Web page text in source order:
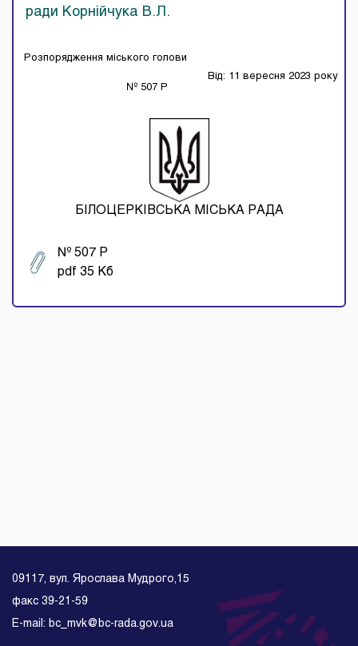
ради Корнійчука В.Л.
Розпорядження міського голови
№ 507 Р
Від: 11 вересня 2023 року
БІЛОЦЕРКІВСЬКА МІСЬКА РАДА
№ 507 Р
pdf 35 Кб
09117, вул. Ярослава Мудрого,15
факс 39-21-59
E-mail: bc_mvk@bc-rada.gov.ua